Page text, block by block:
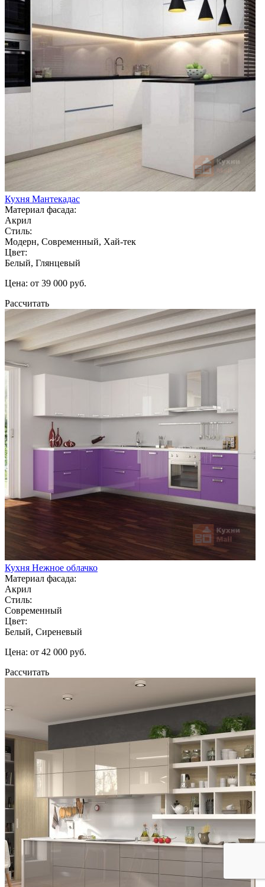
Кухня Мантекадас
Материал фасада:
Акрил
Стиль:
Модерн, Современный, Хай-тек
Цвет:
Белый, Глянцевый
Цена: от 39 000 руб.
Рассчитать
Кухня Нежное облачко
Материал фасада:
Акрил
Стиль:
Современный
Цвет:
Белый, Сиреневый
Цена: от 42 000 руб.
Рассчитать